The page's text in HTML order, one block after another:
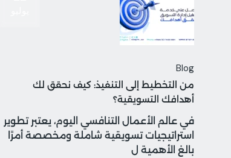
Blog
من التخطيط إلى التنفيذ: كيف نحقق لك
أهدافك التسويقية؟
في عالم الأعمال التنافسي اليوم، يعتبر تطوير
استراتيجيات تسويقية شاملة ومخصصة أمرًا
بالغ الأهمية ل